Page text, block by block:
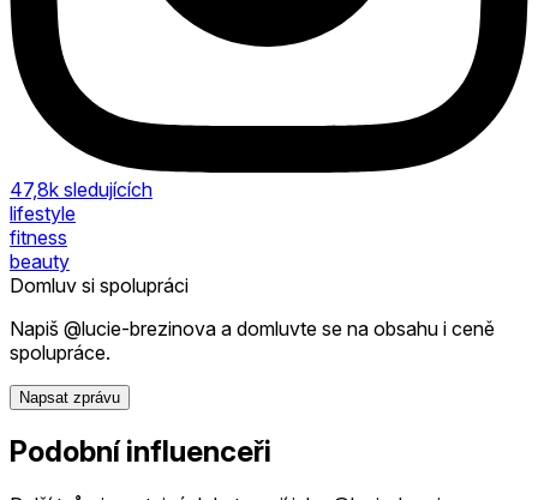
47,8k sledujících
lifestyle
fitness
beauty
Domluv si spolupráci
Napiš @lucie-brezinova a domluvte se na obsahu i ceně
spolupráce.
Napsat zprávu
Podobní influenceři